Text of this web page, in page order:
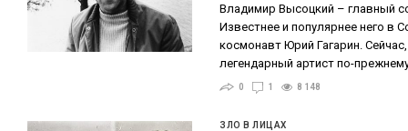
Владимир Высоцкий – главный
Известнее и популярнее него в
космонавт Юрий Гагарин.
легендарный артист по-
0 1 8 148
ЗЛО В ЛИЦАХ